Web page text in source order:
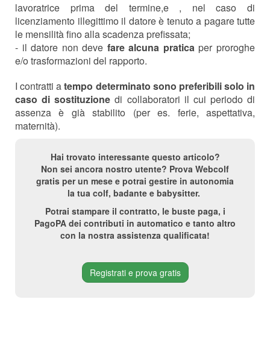
lavoratrice prima del termine,e , nel caso di
licenziamento illegittimo il datore è tenuto a pagare tutte
le mensilità fino alla scadenza prefissata;
- il datore non deve fare alcuna praticaper proroghe
e/o trasformazioni del rapporto.
I contratti atempo determinato sono preferibili solo in
caso di sostituzione di collaboratori il cui periodo di
assenza è già stabilito (per es. ferie, aspettativa,
maternità).
Hai trovato interessante questo articolo?
Non sei ancora nostro utente? Prova Webcolf
gratis per un mese e potrai gestire in autonomia
la tua colf, badante e babysitter.
Potrai stampare il contratto, le buste paga, i
PagoPA dei contributi in automatico e tanto altro
con la nostra assistenza qualificata!
Registrati e prova gratis